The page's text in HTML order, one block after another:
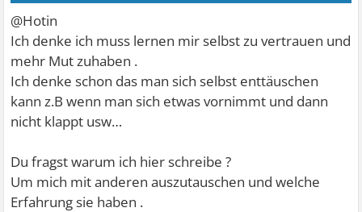
@Hotin
Ich denke ich muss lernen mir selbst zu vertrauen und
mehr Mut zuhaben .
Ich denke schon das man sich selbst enttäuschen
kann z.B wenn man sich etwas vornimmt und dann
nicht klappt usw…
Du fragst warum ich hier schreibe ?
Um mich mit anderen auszutauschen und welche
Erfahrung sie haben .